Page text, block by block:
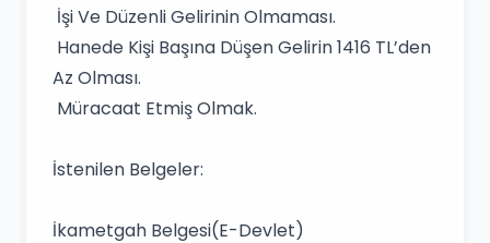
İşi Ve Düzenli Gelirinin Olmaması.
Hanede Kişi Başına Düşen Gelirin 1416 TL’den
Az Olması.
Müracaat Etmiş Olmak.
İstenilen Belgeler:
İkametgah Belgesi(E-Devlet)